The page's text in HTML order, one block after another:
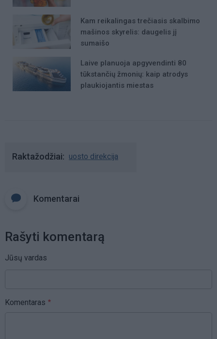
Kam reikalingas trečiasis skalbimo
mašinos skyrelis: daugelis jį
sumaišo
Laive planuoja apgyvendinti 80
tūkstančių žmonių: kaip atrodys
plaukiojantis miestas
Raktažodžiai uosto direkcija
Komentarai
Rašyti komentarą
Jūsų vardas
Komentaras